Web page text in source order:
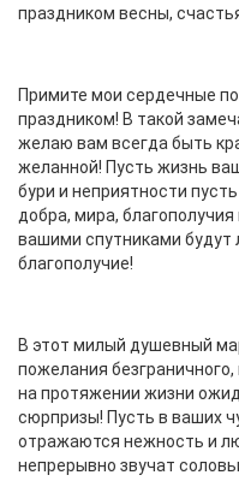
праздником весны,
Примите мои сердечные
праздником! В такой
желаю вам всегда быть
желанной! Пусть жизнь
бури и неприятности
добра, мира,
вашими спутниками будут
благополучие!
В этот милый душевный
пожелания
на протяжении жизни
сюрпризы! Пусть в ваших
отражаются нежность и
непрерывно звучат